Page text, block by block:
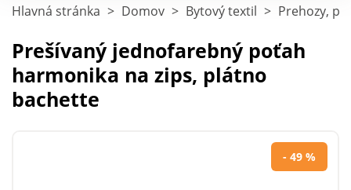
Hlavná stránka > Domov > Bytový textil > Prehozy,
Prešívaný jednofarebný poťah
harmonika na zips, plátno
bachette
- 49 %